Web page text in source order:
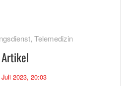
, Telemedizin
2023, 20:03